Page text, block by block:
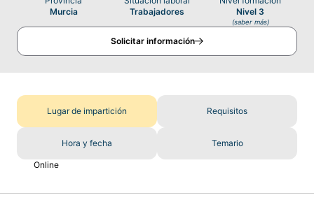
Murcia
Trabajadores
Nivel 3
(saber más)
Solicitar información
Lugar de impartición Requisitos
Hora y fecha Temario
Online